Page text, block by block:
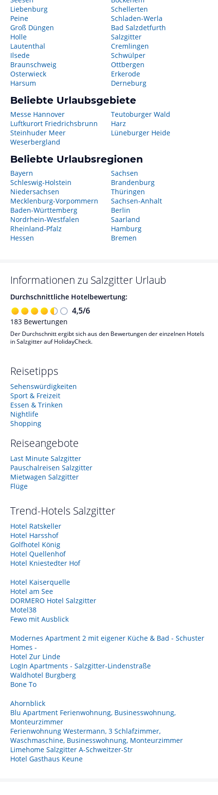
Liebenburg
Peine
Groß Düngen
Holle
Lautenthal
Ilsede
Braunschweig
Osterwieck
Harsum
Schellerten
Schladen-Werla
Bad Salzdetfurth
Salzgitter
Cremlingen
Schwülper
Ottbergen
Erkerode
Derneburg
Beliebte Urlaubsgebiete
Messe Hannover
Luftkurort Friedrichsbrunn
Steinhuder Meer
Weserbergland
Teutoburger Wald
Harz
Lüneburger Heide
Beliebte Urlaubsregionen
Bayern
Schleswig-Holstein
Niedersachsen
Mecklenburg-Vorpommern
Baden-Württemberg
Nordrhein-Westfalen
Rheinland-Pfalz
Hessen
Sachsen
Brandenburg
Thüringen
Sachsen-Anhalt
Berlin
Saarland
Hamburg
Bremen
Informationen zu Salzgitter Urlaub
Durchschnittliche Hotelbewertung:
4,5/6
183 Bewertungen
Der Durchschnitt ergibt sich aus den Bewertungen der einzelnen Hotels
in Salzgitter auf HolidayCheck.
Reisetipps
Sehenswürdigkeiten
Sport & Freizeit
Essen & Trinken
Nightlife
Shopping
Reiseangebote
Last Minute Salzgitter
Pauschalreisen Salzgitter
Mietwagen Salzgitter
Flüge
Trend-Hotels Salzgitter
Hotel Ratskeller
Hotel Harsshof
Golfhotel König
Hotel Quellenhof
Hotel Kniestedter Hof
Hotel Kaiserquelle
Hotel am See
DORMERO Hotel Salzgitter
Motel38
Fewo mit Ausblick
Modernes Apartment 2 mit eigener Küche & Bad - Schuster
Homes -
Hotel Zur Linde
LogIn Apartments - Salzgitter-Lindenstraße
Waldhotel Burgberg
Bone To
Ahornblick
Blu Apartment Ferienwohnung, Businesswohnung,
Monteurzimmer
Ferienwohnung Westermann, 3 Schlafzimmer,
Waschmaschine, Businesswohnung, Monteurzimmer
Limehome Salzgitter A-Schweitzer-Str
Hotel Gasthaus Keune